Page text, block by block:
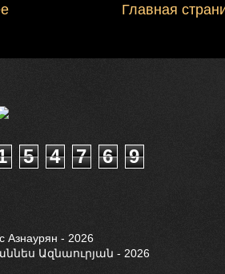
Главная
5 4 7 6 9
Азнаурян - 2026
Ազնաուրյան - 2026